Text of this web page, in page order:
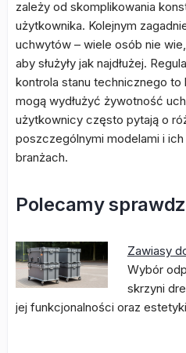
zależy od skomplikowania
użytkownika. Kolejnym
uchwytów – wiele osób nie
aby służyły jak najdłużej.
kontrola stanu technicznego
mogą wydłużyć żywotność
użytkownicy często pytają o
poszczególnymi modelami i
branżach.
Polecamy
Zawiasy
Wybór
skrzyni
jej funkcjonalności oraz